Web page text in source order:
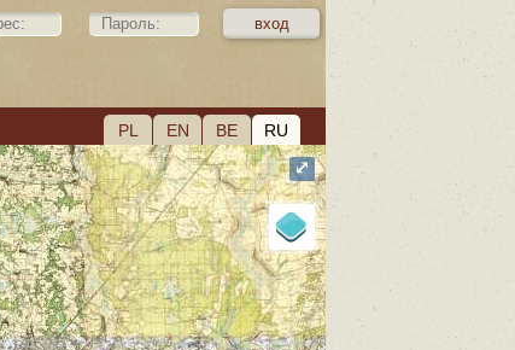
PL EN BE RU
⤢